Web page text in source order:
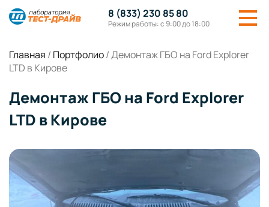
8 (833) 230 85 80
Режим работы: с 9:00 до 18:00
Главная / Портфолио/Демонтаж ГБО на Ford Explorer
LTD в Кирове
Демонтаж ГБО на Ford Explorer
LTD в Кирове